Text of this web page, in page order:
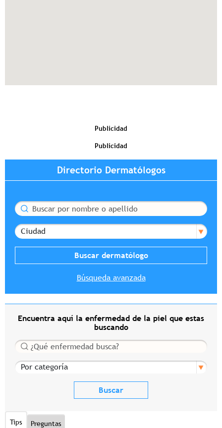
Publicidad
Publicidad
Directorio Dermatólogos
Buscar
Ciudad
Búsqueda avanzada
Encuentra aquí la enfermedad de la piel que estas
buscando
Buscar
Por categoría
Tips Preguntas